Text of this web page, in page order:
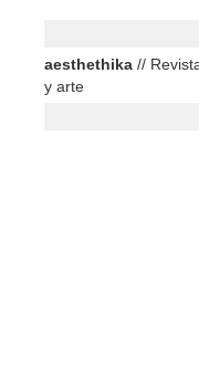
aesthethika //
y arte